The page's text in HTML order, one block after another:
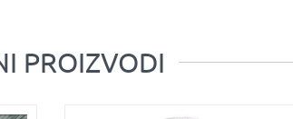
PROIZVODI